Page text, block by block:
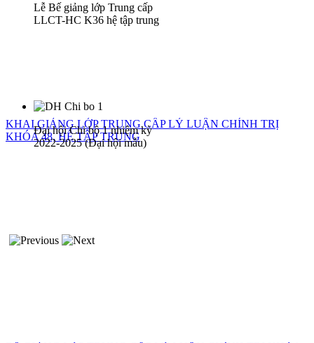
KHAI GIẢNG LỚP TRUNG CẤP LÝ LUẬN CHÍNH TRỊ
KHÓA 48, HỆ TẬP TRUNG
Lễ Bế giảng lớp Trung cấp
LLCT-HC K36 hệ tập trung
Đại hội Chi bộ 1 nhiệm kỳ
2022-2025 (Đại hội mẫu)